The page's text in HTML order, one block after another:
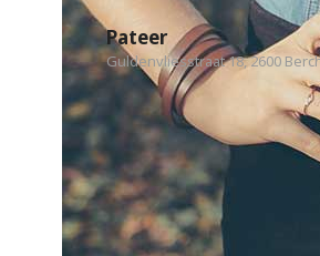
Pateer
Guldenvliesstraat 18, 2600